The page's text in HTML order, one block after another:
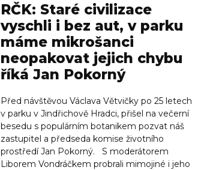
RČK: Staré civilizace
vyschli i bez aut, v parku
máme mikrošanci
neopakovat jejich chybu
říká Jan Pokorný
Před návštěvou Václava Větvičky po 25 letech
v parku v Jindřichově Hradci, přišel na večerní
besedu s populárním botanikem pozvat náš
zastupitel a předseda komise životního
prostředí Jan Pokorný. S moderátorem
Liborem Vondráčkem probrali mimojiné i jeho